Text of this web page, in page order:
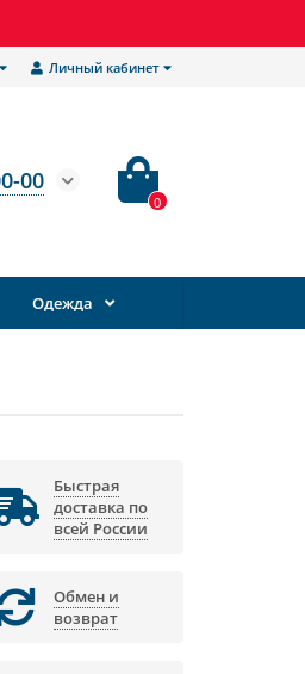
Личный кабинет
00
0
Одежда
Быстрая
доставка по
всей России
Обмен и
возврат